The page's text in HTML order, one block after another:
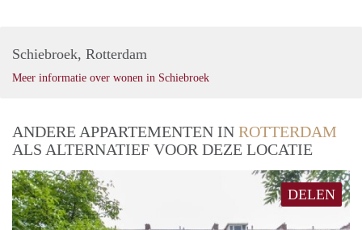
Schiebroek, Rotterdam
Meer informatie over wonen in Schiebroek
ANDERE APPARTEMENTEN IN ROTTERDAM
ALS ALTERNATIEF VOOR DEZE LOCATIE
DELEN